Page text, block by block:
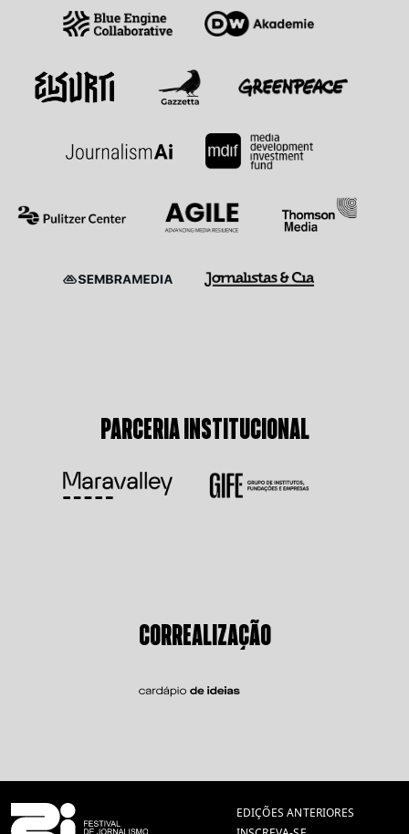
PARCERIA INSTITUCIONAL
CORREALIZAÇÃO
EDIÇÕES ANTERIORES